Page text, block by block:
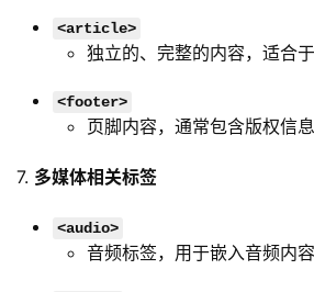
<article>
独立的、完整的内容，适合
<footer>
页脚内容，通常包含版权信息
7. 多媒体相关标签
<audio>
音频标签，用于嵌入音频内容